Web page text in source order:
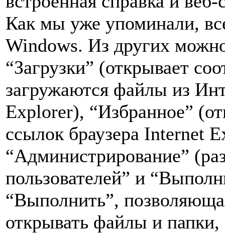
Как мы уже упоминали,
Windows. Из других
“Загрузки” (открывает
загружаются файлы из
Explorer), “Избранное”
ссылок браузера Internet
“Администрирование”
пользователей” и
“Выполнить”,
открывать файлы и